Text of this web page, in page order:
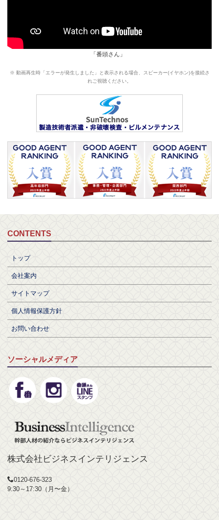
「番頭さん」
※ 動画再生時「エラーが発生しました」と表示される場合、スピーカー(イヤホン)を接続さ
れご視聴ください。
CONTENTS
トップ
会社案内
サイトマップ
個人情報保護方針
お問い合わせ
ソーシャルメディア
株式会社ビジネスインテリジェンス
0120-676-323
9:30～17:30（月〜金）